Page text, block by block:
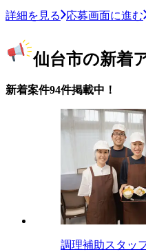
詳細を見る 応募画面に進む
仙台市の新着
新着案件94件掲載中！
調理補助スタッ